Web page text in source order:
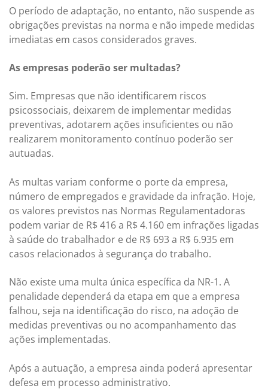
O período de adaptação, no entanto, não suspende as
obrigações previstas na norma e não impede medidas
imediatas em casos considerados graves.
As empresas poderão ser multadas?
Sim. Empresas que não identificarem riscos
psicossociais, deixarem de implementar medidas
preventivas, adotarem ações insuficientes ou não
realizarem monitoramento contínuo poderão ser
autuadas.
As multas variam conforme o porte da empresa,
número de empregados e gravidade da infração. Hoje,
os valores previstos nas Normas Regulamentadoras
podem variar de R$ 416 a R$ 4.160 em infrações ligadas
à saúde do trabalhador e de R$ 693 a R$ 6.935 em
casos relacionados à segurança do trabalho.
Não existe uma multa única específica da NR-1. A
penalidade dependerá da etapa em que a empresa
falhou, seja na identificação do risco, na adoção de
medidas preventivas ou no acompanhamento das
ações implementadas.
Após a autuação, a empresa ainda poderá apresentar
defesa em processo administrativo.